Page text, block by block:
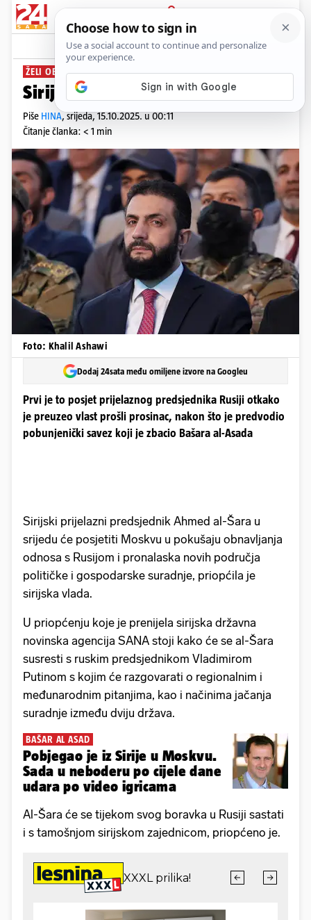
PRIJAVA
News Komentari
ŽELI OBNOVITI ODNOSE
Sirijski čelnik u srijedu u Moskvi
Piše HINA,srijeda, 15.10.2025. u 00:11
Čitanje članka: < 1 min
Foto: Khalil Ashawi
Dodaj 24sata među omiljene izvore na Googleu
Prvi je to posjet prijelaznog predsjednika Rusiji otkako
je preuzeo vlast prošli prosinac, nakon što je predvodio
pobunjenički savez koji je zbacio Bašara al-Asada
Sirijski prijelazni predsjednik Ahmed al-Šara u
srijedu će posjetiti Moskvu u pokušaju obnavljanja
odnosa s Rusijom i pronalaska novih područja
političke i gospodarske suradnje, priopćila je
sirijska vlada.
U priopćenju koje je prenijela sirijska državna
novinska agencija SANA stoji kako će se al-Šara
susresti s ruskim predsjednikom Vladimirom
Putinom s kojim će razgovarati o regionalnim i
međunarodnim pitanjima, kao i načinima jačanja
suradnje između dviju država.
BAŠAR AL ASAD
Pobjegao je iz Sirije u Moskvu.
Sada u neboderu po cijele dane
udara po video igricama
Al-Šara će se tijekom svog boravka u Rusiji sastati
i s tamošnjom sirijskom zajednicom, priopćeno je.